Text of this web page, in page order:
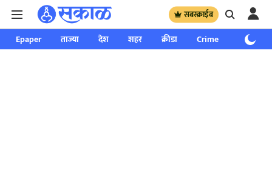
सबस्क्राईब
Epaper ताज्या देश शहर क्रीडा Crime साप्ताहिक